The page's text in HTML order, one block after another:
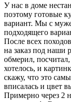
У нас в доме
поэтому готовые
вариант. Мы с
подходящего
После всех
на заказ под наши
обмерил,
хотелось, и
скажу, что это
вписалась и цвет
Примерно через 2